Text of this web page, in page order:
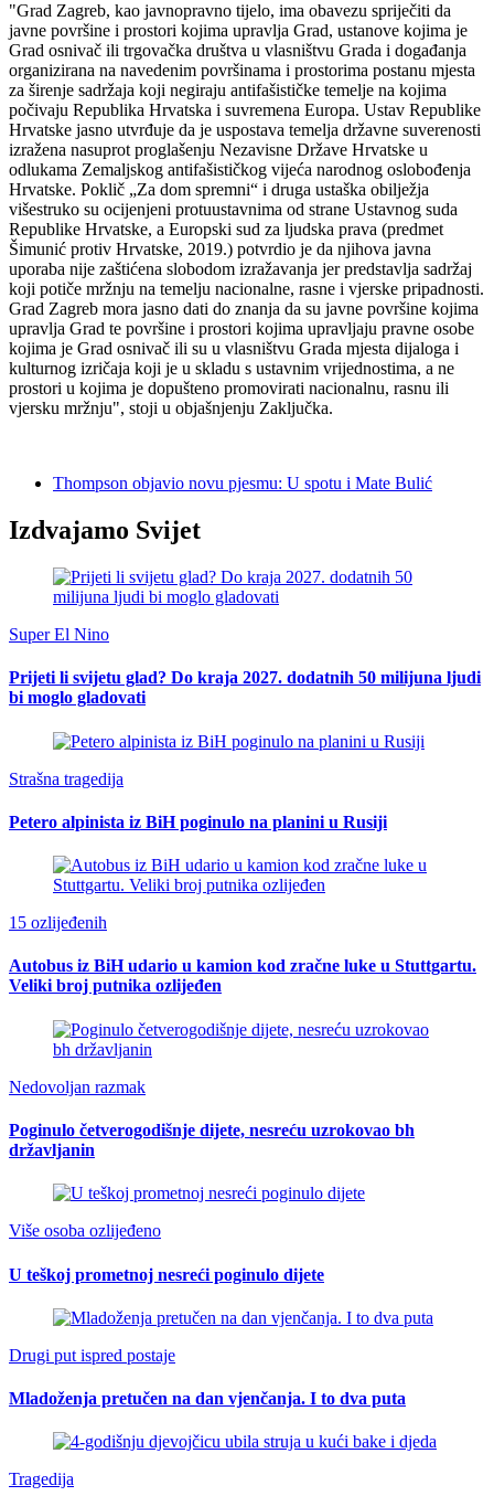
"Grad Zagreb, kao javnopravno tijelo, ima obavezu spriječiti da
javne površine i prostori kojima upravlja Grad, ustanove kojima je
Grad osnivač ili trgovačka društva u vlasništvu Grada i događanja
organizirana na navedenim površinama i prostorima postanu mjesta
za širenje sadržaja koji negiraju antifašističke temelje na kojima
počivaju Republika Hrvatska i suvremena Europa. Ustav Republike
Hrvatske jasno utvrđuje da je uspostava temelja državne suverenosti
izražena nasuprot proglašenju Nezavisne Države Hrvatske u
odlukama Zemaljskog antifašističkog vijeća narodnog oslobođenja
Hrvatske. Poklič „Za dom spremni“ i druga ustaška obilježja
višestruko su ocijenjeni protuustavnima od strane Ustavnog suda
Republike Hrvatske, a Europski sud za ljudska prava (predmet
Šimunić protiv Hrvatske, 2019.) potvrdio je da njihova javna
uporaba nije zaštićena slobodom izražavanja jer predstavlja sadržaj
koji potiče mržnju na temelju nacionalne, rasne i vjerske pripadnosti.
Grad Zagreb mora jasno dati do znanja da su javne površine kojima
upravlja Grad te površine i prostori kojima upravljaju pravne osobe
kojima je Grad osnivač ili su u vlasništvu Grada mjesta dijaloga i
kulturnog izričaja koji je u skladu s ustavnim vrijednostima, a ne
prostori u kojima je dopušteno promovirati nacionalnu, rasnu ili
vjersku mržnju", stoji u objašnjenju Zaključka.
Thompson objavio novu pjesmu: U spotu i Mate Bulić
Izdvajamo Svijet
Super El Nino
Prijeti li svijetu glad? Do kraja 2027. dodatnih 50 milijuna ljudi
bi moglo gladovati
Strašna tragedija
Petero alpinista iz BiH poginulo na planini u Rusiji
15 ozlijeđenih
Autobus iz BiH udario u kamion kod zračne luke u Stuttgartu.
Veliki broj putnika ozlijeđen
Nedovoljan razmak
Poginulo četverogodišnje dijete, nesreću uzrokovao bh
državljanin
Više osoba ozlijeđeno
U teškoj prometnoj nesreći poginulo dijete
Drugi put ispred postaje
Mladoženja pretučen na dan vjenčanja. I to dva puta
Tragedija